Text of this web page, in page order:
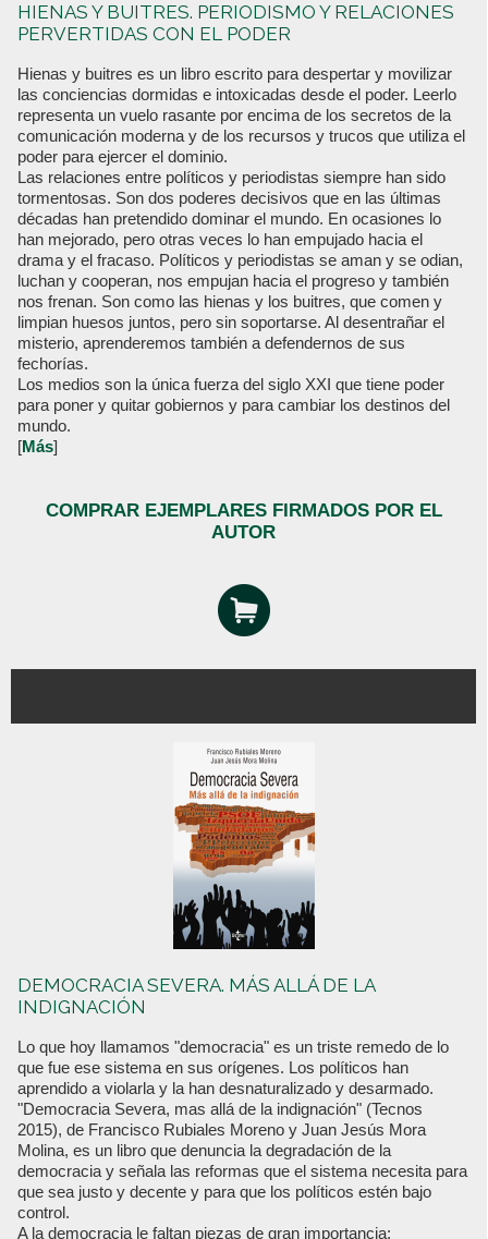
HIENAS Y BUITRES. PERIODISMO Y RELACIONES
PERVERTIDAS CON EL PODER
Hienas y buitres es un libro escrito para despertar y movilizar
las conciencias dormidas e intoxicadas desde el poder. Leerlo
representa un vuelo rasante por encima de los secretos de la
comunicación moderna y de los recursos y trucos que utiliza el
poder para ejercer el dominio.
Las relaciones entre políticos y periodistas siempre han sido
tormentosas. Son dos poderes decisivos que en las últimas
décadas han pretendido dominar el mundo. En ocasiones lo
han mejorado, pero otras veces lo han empujado hacia el
drama y el fracaso. Políticos y periodistas se aman y se odian,
luchan y cooperan, nos empujan hacia el progreso y también
nos frenan. Son como las hienas y los buitres, que comen y
limpian huesos juntos, pero sin soportarse. Al desentrañar el
misterio, aprenderemos también a defendernos de sus
fechorías.
Los medios son la única fuerza del siglo XXI que tiene poder
para poner y quitar gobiernos y para cambiar los destinos del
mundo.
[Más]
COMPRAR EJEMPLARES FIRMADOS POR EL
AUTOR
DEMOCRACIA SEVERA. MÁS ALLÁ DE LA
INDIGNACIÓN
Lo que hoy llamamos "democracia" es un triste remedo de lo
que fue ese sistema en sus orígenes. Los políticos han
aprendido a violarla y la han desnaturalizado y desarmado.
"Democracia Severa, mas allá de la indignación" (Tecnos
2015), de Francisco Rubiales Moreno y Juan Jesús Mora
Molina, es un libro que denuncia la degradación de la
democracia y señala las reformas que el sistema necesita para
que sea justo y decente y para que los políticos estén bajo
control.
A la democracia le faltan piezas de gran importancia: